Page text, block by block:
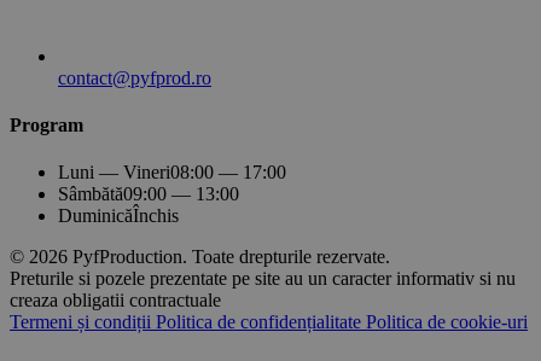
contact@pyfprod.ro
Program
Luni — Vineri08:00 — 17:00
Sâmbătă09:00 — 13:00
DuminicăÎnchis
© 2026 PyfProduction. Toate drepturile rezervate.
Preturile si pozele prezentate pe site au un caracter informativ si nu
creaza obligatii contractuale
Termeni și condiții Politica de confidențialitate Politica de cookie-uri